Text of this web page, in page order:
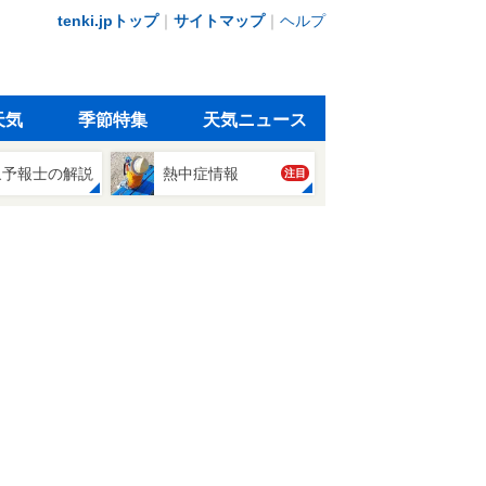
tenki.jpトップ｜ サイトマップ｜ ヘルプ
気 季節特集 天気ニュース
報士の解説 熱中症情報 注目